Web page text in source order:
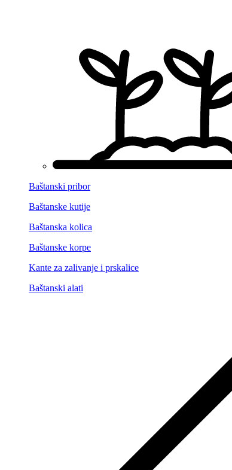
Baštanski pribor
Baštanske kutije
Baštanska kolica
Baštanske korpe
Kante za zalivanje i prskalice
Baštanski alati